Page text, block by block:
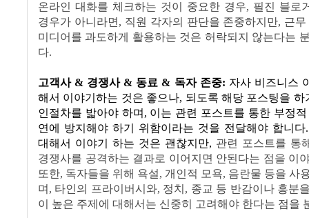
온라인 대화를 체크하는 것이 중요한 경우, 필진 블로
경우가 아니라면, 직원 각자의 판단을 존중하지만, 근
미디어를 과도하게 활용하는 것은 허락되지 않는다는
다.
고객사& 경쟁사& 동료 & 독자 존중: 자사 비즈니스
해서 이야기하는 것은 좋으나, 되도록 해당 포스팅을 하
인절차를 밟아야 하며 , 이는 관련 포스트를 통한 부정
연에 방지해야 하기 위함이라는 것을 전달해야 합니다
대해서 이야기 하는 것은 괜찮지만, 관련 포스트를 통
경쟁사를 공격하는 결과로 이어지면 안된다는 점을 이
또한, 독자들을 위해 욕설, 개인적 모욕, 음란물 등을 사
며 , 타인의 프라이버시와, 정치 , 종교 등 반감이나 흥분
이 높은 주제에 대해서는 신중히 고려해야 한다는 점을